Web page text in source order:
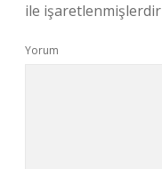
ile işaretlenmişlerdir
Yorum